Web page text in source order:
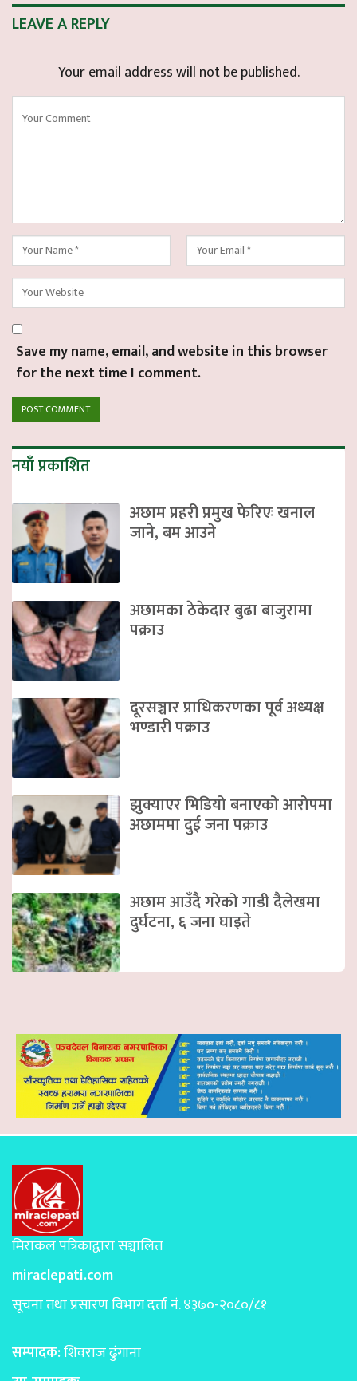
LEAVE A REPLY
Your email address will not be published.
Save my name, email, and website in this browser
for the next time I comment.
नयाँ प्रकाशित
अछाम प्रहरी प्रमुख फेरिएः खनाल
जाने, बम आउने
अछामका ठेकेदार बुढा बाजुरामा
पक्राउ
दूरसञ्चार प्राधिकरणका पूर्व अध्यक्ष
भण्डारी पक्राउ
झुक्याएर भिडियो बनाएको आरोपमा
अछाममा दुई जना पक्राउ
अछाम आउँदै गरेको गाडी दैलेखमा
दुर्घटना, ६ जना घाइते
मिराकल पत्रिकाद्वारा सञ्चालित
miraclepati.com
सूचना तथा प्रसारण विभाग दर्ता नं. ४३७०-२०८०/८१
सम्पादक:शिवराज ढुंगाना